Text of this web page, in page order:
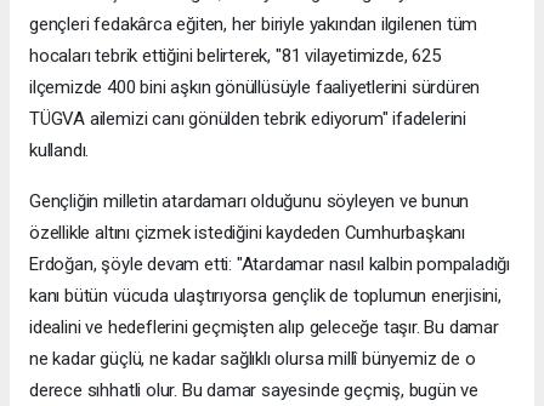
gençleri fedakârca eğiten, her biriyle yakından ilgilenen tüm
hocaları tebrik ettiğini belirterek, "81 vilayetimizde, 625
ilçemizde 400 bini aşkın gönüllüsüyle faaliyetlerini sürdüren
TÜGVA ailemizi canı gönülden tebrik ediyorum" ifadelerini
kullandı.
Gençliğin milletin atardamarı olduğunu söyleyen ve bunun
özellikle altını çizmek istediğini kaydeden Cumhurbaşkanı
Erdoğan, şöyle devam etti: "Atardamar nasıl kalbin pompaladığı
kanı bütün vücuda ulaştırıyorsa gençlik de toplumun enerjisini,
idealini ve hedeflerini geçmişten alıp geleceğe taşır. Bu damar
ne kadar güçlü, ne kadar sağlıklı olursa millî bünyemiz de o
derece sıhhatli olur. Bu damar sayesinde geçmiş, bugün ve